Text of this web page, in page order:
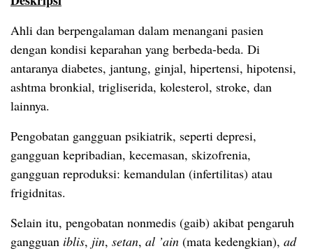
Ahli dan berpengalaman dalam menangani pasien
dengan kondisi keparahan yang berbeda-beda. Di
antaranya diabetes, jantung, ginjal, hipertensi, hipotensi,
ashtma bronkial, trigliserida, kolesterol, stroke, dan
lainnya.
Pengobatan gangguan psikiatrik, seperti depresi,
gangguan kepribadian, kecemasan, skizofrenia,
gangguan reproduksi: kemandulan (infertilitas) atau
frigidnitas.
Selain itu, pengobatan nonmedis (gaib) akibat pengaruh
gangguan iblis, jin, setan, al ’ain (mata kedengkian), ad